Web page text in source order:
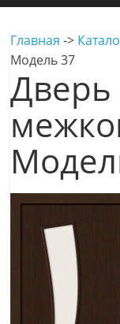
Главная ->
Модель 37
Дверь